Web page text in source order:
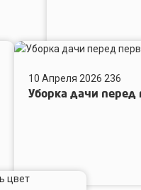
Уборка
перед
первым
10 Апреля 2026 236
Уборка дачи